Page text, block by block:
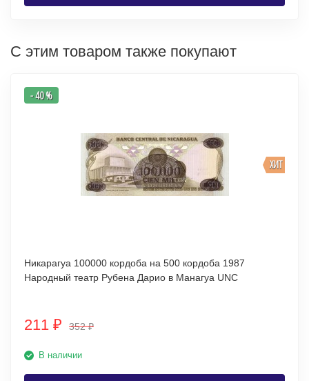
С этим товаром также покупают
ХИТ
- 40 %
Никарагуа 100000 кордоба на 500 кордоба 1987
Народный театр Рубена Дарио в Манагуа UNC
211 ₽ 352₽
В наличии